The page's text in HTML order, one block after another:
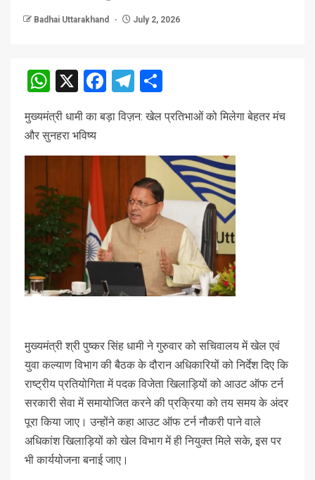
Badhai Uttarakhand July 2, 2026
WhatsApp
X Facebook
Telegram
मुख्यमंत्री धामी का बड़ा विज़न: खेल प्रतिभाओं को मिलेगा बेहतर मंच
और सुनहरा भविष्य
मुख्यमंत्री श्री पुष्कर सिंह धामी ने गुरुवार को सचिवालय में खेल एवं
युवा कल्याण विभाग की बैठक के दौरान अधिकारियों को निर्देश दिए कि
राष्ट्रीय प्रतियोगिता में पदक विजेता खिलाड़ियों को आउट ऑफ टर्न
सरकारी सेवा में समायोजित करने की प्रक्रिया को तय समय के अंदर
पूरा किया जाए। उन्होंने कहा आउट ऑफ टर्न नौकरी पाने वाले
अधिकांश खिलाड़ियों को खेल विभाग में ही नियुक्त मिले सके, इस पर
भी कार्ययोजना बनाई जाए।